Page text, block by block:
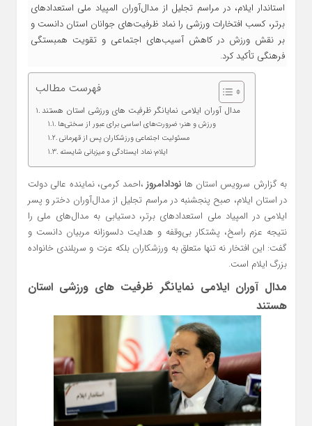
استاندار ایلام، در مراسم تجلیل از مدال‌آوران المپیاد ملی استعدادهای
برتر، کسب افتخارات ورزشی را نماد ظرفیت‌های جوانان استان دانست و
بر نقش ورزش در کاهش آسیب‌های اجتماعی و تقویت همبستگی
فرهنگی تأکید کرد.
فهرست مطالب
مدال‌ آوران ایلامی نمایانگر ظرفیت‌ های ورزشی استان هستند
ورزش و هنر؛ ضرورت‌های اساسی برای عبور از سختی‌ها
مسئولیت اجتماعی ورزشکاران پس از قهرمانی
ایلام؛ نماد ایستادگی و میزبانی شایسته
به گزارش سرویس استان ها نودادامروز،احمد کرمی، نماینده عالی دولت
در استان ایلام، صبح پنجشنبه در مراسم تجلیل از مدال‌آوران دختر و پسر
ایلامی در المپیاد ملی استعدادهای برتر، دستیابی به مدال‌های ملی را
نتیجه عزم راسخ، پشتکار بی‌وقفه و هدایت دلسوزانه مربیان دانست و
گفت: این افتخار نه تنها متعلق به ورزشکاران بلکه عزت و سربلندی خانواده
بزرگ ایلام است.
مدال‌ آوران ایلامی نمایانگر ظرفیت‌ های ورزشی استان
هستند